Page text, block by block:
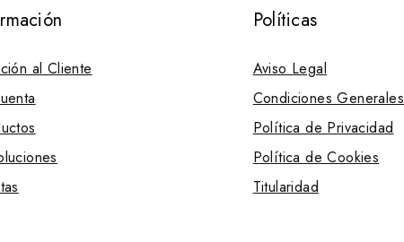
al Cliente
Políticas
Aviso Legal
Condiciones Generales
Política de Privacidad
Política de Cookies
Titularidad